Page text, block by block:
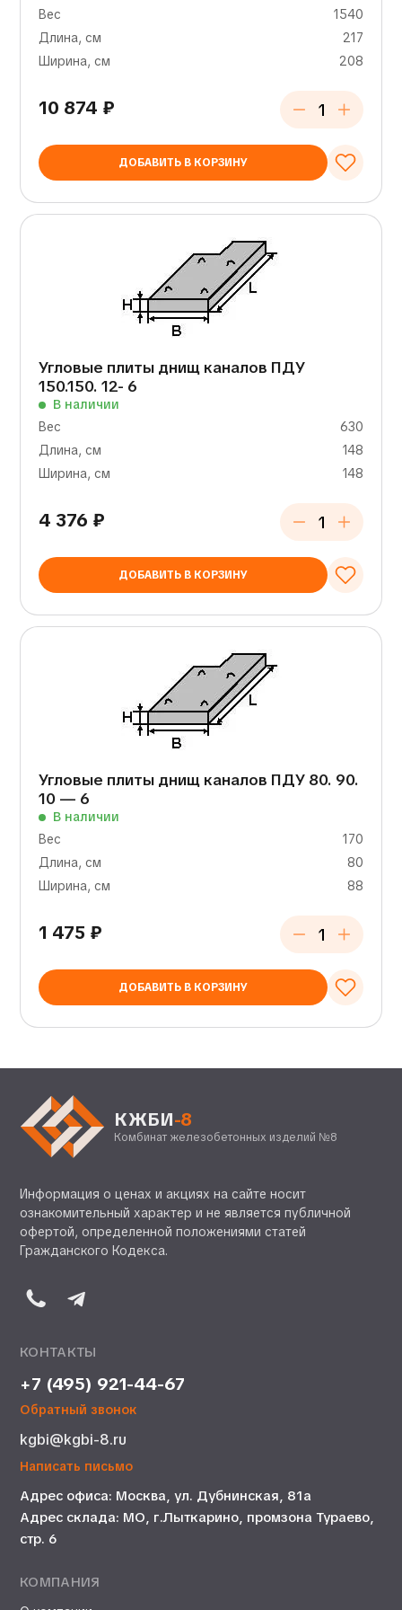
Вес
1540
Длина, см
217
Ширина, см
208
10 874 ₽
ДОБАВИТЬ В КОРЗИНУ
Угловые плиты днищ каналов ПДУ
150.150. 12- 6
В наличии
Вес
630
Длина, см
148
Ширина, см
148
4 376 ₽
ДОБАВИТЬ В КОРЗИНУ
Угловые плиты днищ каналов ПДУ 80. 90.
10 — 6
В наличии
Вес
170
Длина, см
80
Ширина, см
88
1 475 ₽
ДОБАВИТЬ В КОРЗИНУ
КЖБИ-8
Комбинат железобетонных изделий №8
Информация о ценах и акциях на сайте носит
ознакомительный характер и не является публичной
офертой, определенной положениями статей
Гражданского Кодекса.
КОНТАКТЫ
+7 (495) 921-44-67
Обратный звонок
kgbi@kgbi-8.ru
Написать письмо
Адрес офиса: Москва, ул. Дубнинская, 81а
Адрес склада: МО, г.Лыткарино, промзона Тураево,
стр. 6
КОМПАНИЯ